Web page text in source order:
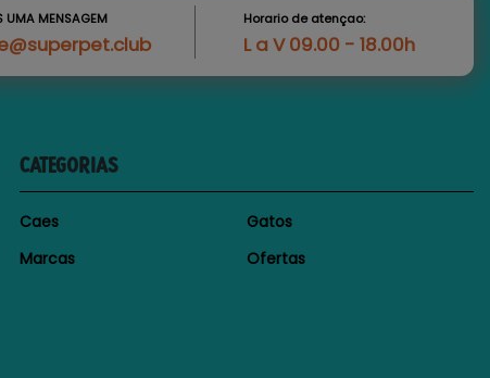
UMA MENSAGEM Horario de atençao:
L a V 09.00 - 18.00h
CATEGORIAS
Caes
Gatos
Marcas
Ofertas